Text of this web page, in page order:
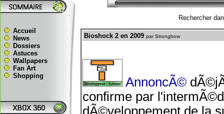
Accueil
News
Dossiers
Astuces
Wallpapers
Fan Art
Shopping
Rechercher
Bioshock 2 en 2009 par Strongbow
AnnoncÃ©
confirme par
dÃ©veloppement de la